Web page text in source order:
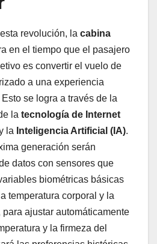
revolución, la cabina
en el tiempo que el pasajero
es convertir el vuelo de
a una experiencia
se logra a través de la
la tecnología de Internet
la Inteligencia Artificial (IA).
generación serán
datos con sensores que
biométricas básicas
temperatura corporal y la
ajustar automáticamente
y la firmeza del